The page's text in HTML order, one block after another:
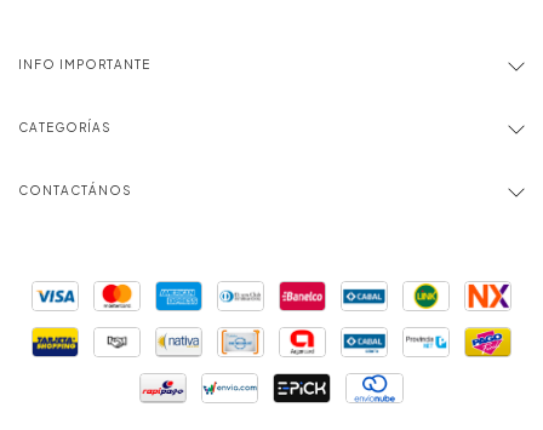
INFO IMPORTANTE
CATEGORÍAS
CONTACTÁNOS